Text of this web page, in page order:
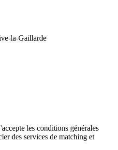
la-Gaillarde
les conditions générales
des services de matching et